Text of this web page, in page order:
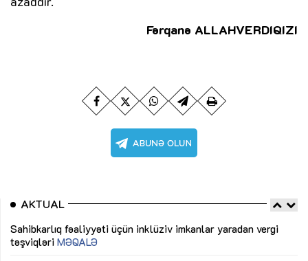
Fərqanə ALLAHVERDIQIZI
AKTUAL
Sahibkarlıq fəaliyyəti üçün inklüziv imkanlar yaradan vergi
təşviqləri MƏQALƏ